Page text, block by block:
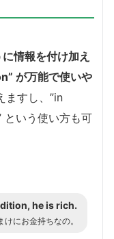
情報を付け加え
が万能で使いや
ますし、”in
いう使い方も可
he is rich.
にお金持ちなの。